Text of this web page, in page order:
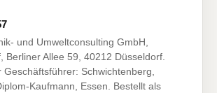
und Umweltconsulting GmbH,
Berliner Allee 59, 40212 Düsseldorf.
Geschäftsführer: Schwichtenberg,
Kaufmann, Essen. Bestellt als